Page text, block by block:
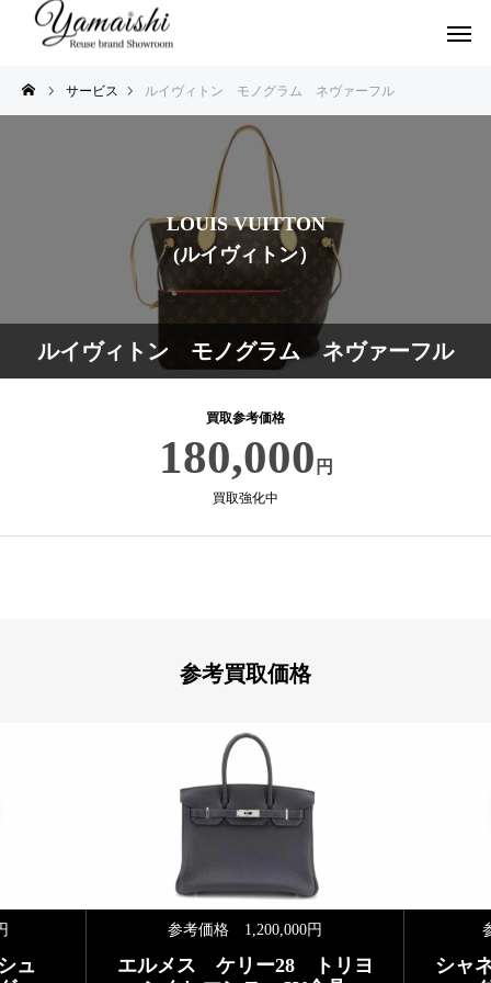
サービス ルイヴィトン モノグラム ネヴァーフル
ルイヴィトン モノグラム ネヴァーフル
LOUIS VUITTON
(ルイヴィトン）
買取参考価格
180,000 円
買取強化中
参考買取価格
ュ
参考価格 1,200,000円
エルメス ケリー28 トリヨ
シャ